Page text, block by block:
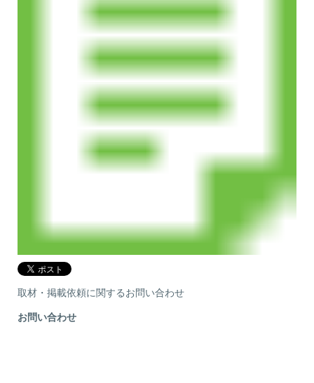
取材・掲載依頼に関するお問い合わせ
お問い合わせ